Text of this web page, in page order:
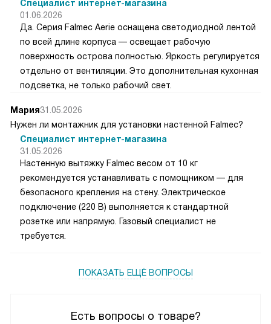
Есть вопросы о товаре?
Специалист интернет-магазина
01.06.2026
Да. Серия Falmec Aerie оснащена светодиодной лентой
по всей длине корпуса — освещает рабочую
поверхность острова полностью. Яркость регулируется
отдельно от вентиляции. Это дополнительная кухонная
подсветка, не только рабочий свет.
Мария31.05.2026
Нужен ли монтажник для установки настенной Falmec?
Специалист интернет-магазина
31.05.2026
Настенную вытяжку Falmec весом от 10 кг
рекомендуется устанавливать с помощником — для
безопасного крепления на стену. Электрическое
подключение (220 В) выполняется к стандартной
розетке или напрямую. Газовый специалист не
требуется.
ПОКАЗАТЬ ЕЩЁ ВОПРОСЫ